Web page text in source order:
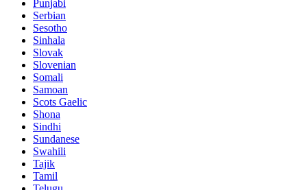
Punjabi
Serbian
Sesotho
Sinhala
Slovak
Slovenian
Somali
Samoan
Scots Gaelic
Shona
Sindhi
Sundanese
Swahili
Tajik
Tamil